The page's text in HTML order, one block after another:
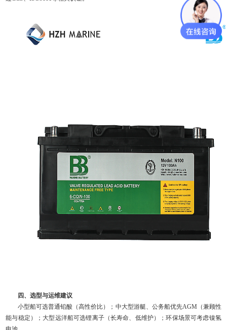
四、选型与运维建议
小型船可选普通铅酸（高性价比）；中大型游艇、公务船优先AGM（兼顾性
能与稳定）；大型远洋船可选锂离子（长寿命、低维护）；环保场景可考虑镍氢